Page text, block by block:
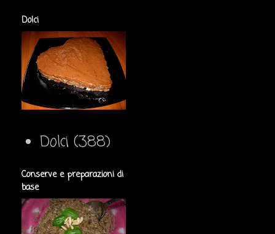
Dolci
Dolci (388)
Conserve e preparazioni di
base